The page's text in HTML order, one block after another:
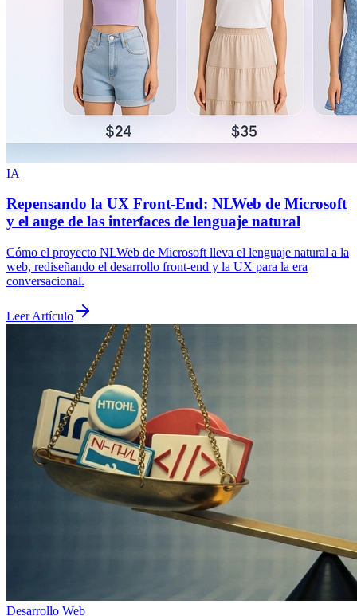
IA
Repensando la UX Front-End: NLWeb de Microsoft
y el auge de las interfaces de lenguaje natural
Cómo el proyecto NLWeb de Microsoft lleva el lenguaje natural a la
web, rediseñando el desarrollo front-end y la UX para la era
conversacional.
Leer Artículo
Desarrollo Web